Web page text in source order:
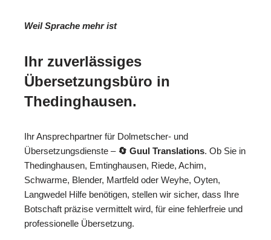
Weil Sprache mehr ist
Ihr zuverlässiges
Übersetzungsbüro in
Thedinghausen.
Ihr Ansprechpartner für Dolmetscher- und
Übersetzungsdienste – 🔄 Guul Translations. Ob Sie in
Thedinghausen, Emtinghausen, Riede, Achim,
Schwarme, Blender, Martfeld oder Weyhe, Oyten,
Langwedel Hilfe benötigen, stellen wir sicher, dass Ihre
Botschaft präzise vermittelt wird, für eine fehlerfreie und
professionelle Übersetzung.